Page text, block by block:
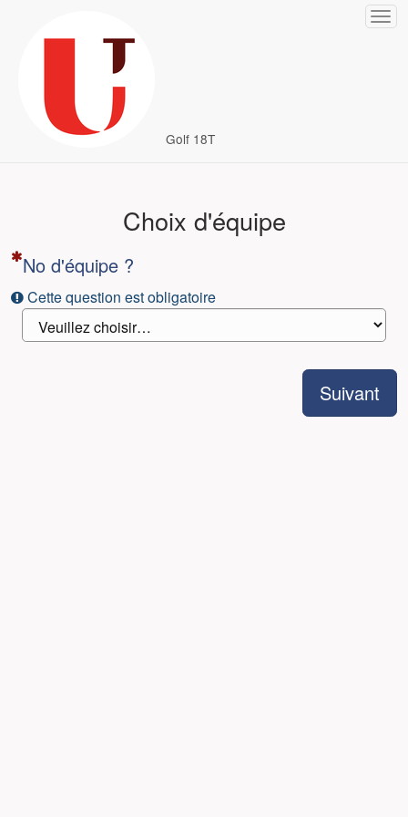
Golf 18T
Choix d'équipe
No d'équipe ?
Cette question est obligatoire
Suivant